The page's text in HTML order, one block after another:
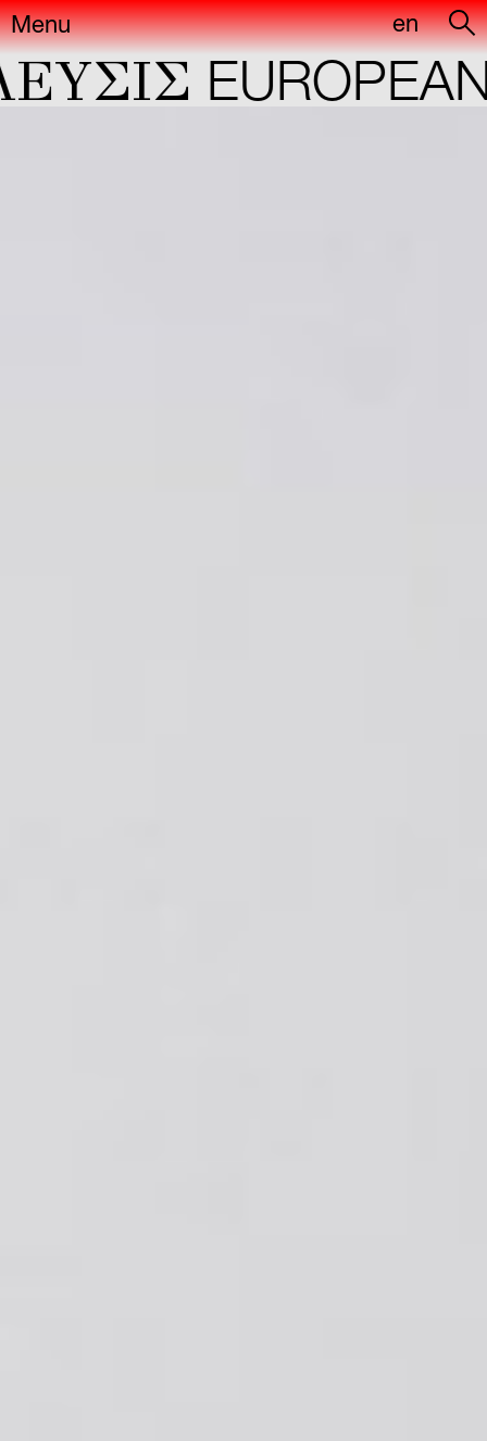
Menu en
EUROPEAN